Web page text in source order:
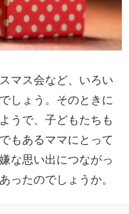
マス会など、いろい
しょう。そのときに
うで、子どもたちも
もあるママにとって
な思い出につながっ
ったのでしょうか。